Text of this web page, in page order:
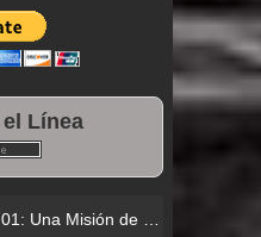
Línea
Una Misión de Locos